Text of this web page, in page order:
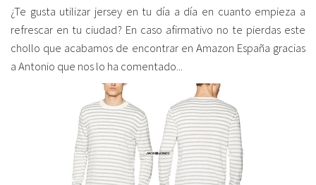
¿Te gusta utilizar jersey en tu día a día en cuanto empieza a
refrescar en tu ciudad? En caso afirmativo no te pierdas este
chollo que acabamos de encontrar en Amazon España gracias
a Antonio que nos lo ha comentado...